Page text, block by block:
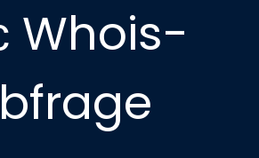
Whois-